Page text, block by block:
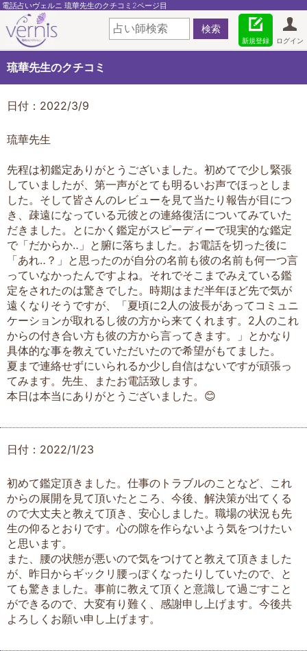
電話占いヴェルニ 琉華先生のクチコミ2ページ目
ログイン
新規登録
琉華先生のクチコミ
日付：2022/3/9
琉華先生
先程は初鑑定ありがとうございました。初めてで少し緊張
していましたが、第一声がとても明るいお声でほっとしま
した。そして皆さんのレビューを見て当たり報告が目につ
き、疎遠になっている元彼との連絡復活についてみていた
だきました。とにかく鑑定がスピーディーで現実的な鑑定
で「だからか‥」と腑に落ちました。お電話を切った後に
「あれ‥？」と思ったのが自分の名前も彼の名前も何一つ言
っていなかったんですよね。それでそこまでみえている鑑
定をされたのは驚きでした。時期はまだ半年ほど先で気が
遠くなりそうですが、「夏頃に2人の波長があってコミュニ
ケーションが取れるし彼の方から来てくれます。2人のこれ
からの付き合い方も彼の方から言ってきます。」とかなり
具体的な事を教えていただいたので希望がもてました。
夏まで連絡せずにいられるか少し自信はないですが頑張っ
てみます。先生、またお電話致します。
本日は本当にありがとうございました。😊
日付：2022/1/23
初めて鑑定頂きました。仕事のトラブルのことなど、これ
からの展開を見て頂いたところ、今後、解決策が出てくる
ので大丈夫と教えて頂き、安心しました。職場の状況も先
生の仰るとおりです。心の隙を作らないよう気をつけたい
と思います。
また、腰の状態が悪いので気をつけてと教えて頂きました
が、昨日からギックリ腰っぽくなったりしていたので、と
ても驚きました。事前に教えて頂くと意識して過ごすこと
ができるので、大変有り難く、感謝申し上げます。今後共
よろしくお願い申し上げます。